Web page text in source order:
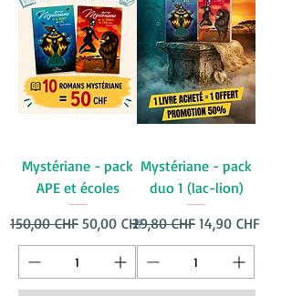
Mystériane - pack
APE et écoles
Prix original
150,00 CHF Prix promotionnel
50,00 CHF
Mystériane - pack
duo 1 (lac-lion)
Prix original
29,80 CHF Prix
14,90 CHF